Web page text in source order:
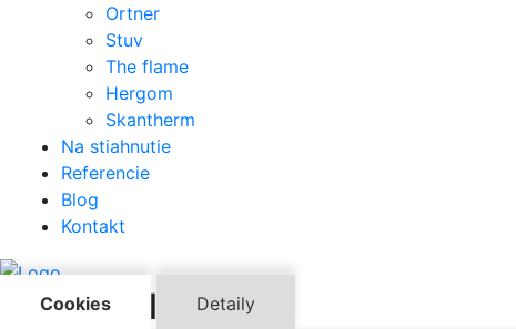
Ortner
Stuv
The flame
Hergom
Skantherm
Na stiahnutie
Referencie
Blog
Kontakt
Naše realizácie
Cookies Detaily